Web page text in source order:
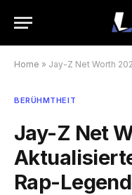
Home » Jay-Z Net Worth
BERÜHMTHEIT
Jay-Z Net
Rap-